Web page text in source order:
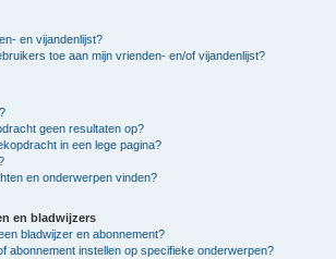
en vijandenlijst?
toe aan mijn vrienden- en/of vijandenlijst?
geen resultaten op?
in een lege pagina?
en onderwerpen vinden?
en bladwijzers
bladwijzer en abonnement?
abonnement instellen op specifieke onderwerpen?